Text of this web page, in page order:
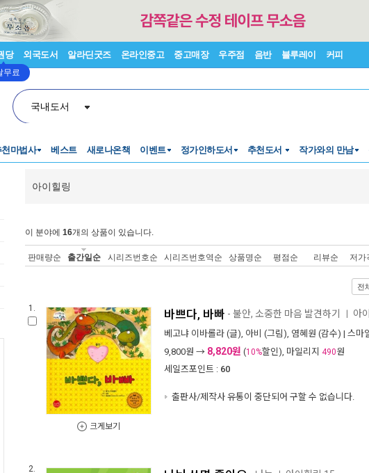
당
무료
외국도서 알라딘굿즈 온라인중고 중고매장 우주점 음반 블루레이 커피
국내도서
천마법사 베스트 새로나온책 이벤트 정가인하도서 추천도서 작가와의 만남
아이힐링
이 분야에 16개의 상품이 있습니다.
판매량순 출간일순 시리즈번호순 시리즈번호역순 상품명순 평점순 리뷰순 저가
전
1.
크게보기
바쁘다, 바빠 - 불안, 소중한 마음 발견하기 아
베고냐 이바롤라 (글), 아비 (그림), 염혜원 (감수) | 스마
9,800원 → 8,820원 (10%할인), 마일리지 490원
세일즈포인트 : 60
출판사/제작사 유통이 중단되어 구할 수 없습니다.
2.